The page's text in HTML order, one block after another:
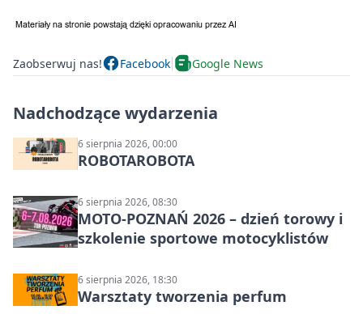
Zaobserwuj nas! Facebook Google News
Nadchodzące wydarzenia
6 sierpnia 2026, 00:00
ROBOTAROBOTA
6 sierpnia 2026, 08:30
MOTO-POZNAŃ 2026 – dzień torowy i
szkolenie sportowe motocyklistów
6 sierpnia 2026, 18:30
Warsztaty tworzenia perfum